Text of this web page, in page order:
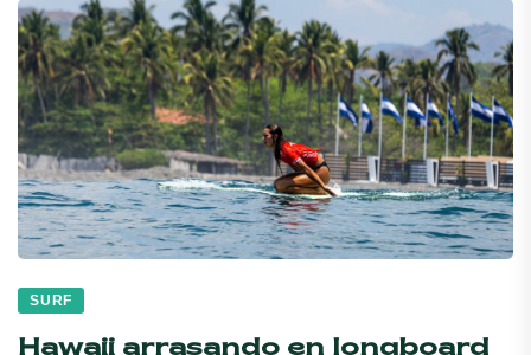
SURF
Hawaii arrasando en longboard